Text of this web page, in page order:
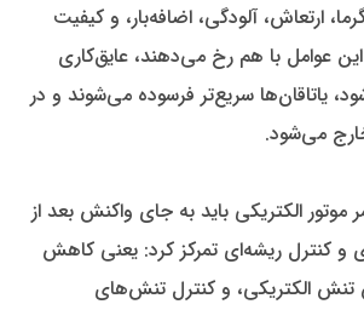
ارتعاش، آلودگی، اضافه‌بار، و کیفیت
عوامل با هم رخ می‌دهند، عایق‌کاری
یاتاقان‌ها سریع‌تر فرسوده می‌شوند و در
خارج می‌شود.
الکتریکی باید به جای واکنش بعد از
و کنترل ریشه‌ای تمرکز کرد: یعنی کاهش
الکتریکی، و کنترل تنش‌های